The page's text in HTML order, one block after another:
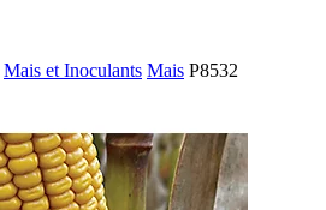
Mais et Inoculants Mais P8532